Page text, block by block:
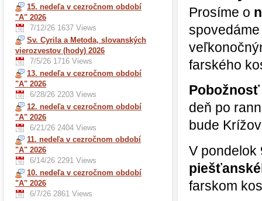
15. nedeľa v cezročnom období
"A" 2026
7/12/26 1637 Views
Sv. Cyrila a Metoda, slovanských
vierozvestov (hody) 2026
7/5/26 1716 Views
13. nedeľa v cezročnom období
"A" 2026
6/28/26 2203 Views
12. nedeľa v cezročnom období
"A" 2026
6/21/26 2404 Views
11. nedeľa v cezročnom období
"A" 2026
6/14/26 2291 Views
10. nedeľa v cezročnom období
"A" 2026
6/7/26 2861 Views
Prosíme o
farského
deň po
bude
V
farskom